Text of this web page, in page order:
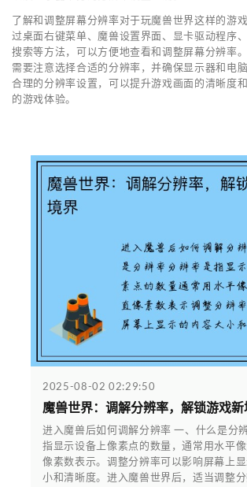
了解和调整屏幕分辨率对于玩魔兽世界这样的游
过桌面右键菜单、魔兽设置界面、显卡驱动程序
搜索等方法，可以方便地查看和调整屏幕分辨率
需要注意选择合适的分辨率，并确保显示器和电
合理的分辨率设置，可以提升游戏画面的清晰度
的游戏体验。
2025-08-02 02:29:50
魔兽世界：调解分辨率，解锁游戏新
进入魔兽后如何调解分辨率 一、什么是分
指显示设备上像素点的数量，通常用水平
像素数表示。调整分辨率可以影响屏幕上
小和清晰度。进入魔兽世界后，适当调整